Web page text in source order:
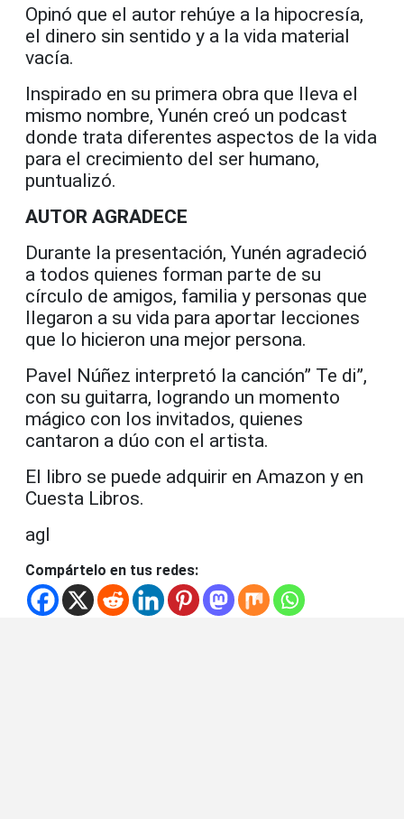
Opinó que el autor rehúye a la hipocresía,
el dinero sin sentido y a la vida material
vacía.
Inspirado en su primera obra que lleva el
mismo nombre, Yunén creó un podcast
donde trata diferentes aspectos de la vida
para el crecimiento del ser humano,
puntualizó.
AUTOR AGRADECE
Durante la presentación, Yunén agradeció
a todos quienes forman parte de su
círculo de amigos, familia y personas que
llegaron a su vida para aportar lecciones
que lo hicieron una mejor persona.
Pavel Núñez interpretó la canción” Te di”,
con su guitarra, logrando un momento
mágico con los invitados, quienes
cantaron a dúo con el artista.
El libro se puede adquirir en Amazon y en
Cuesta Libros.
agl
Compártelo en tus redes: